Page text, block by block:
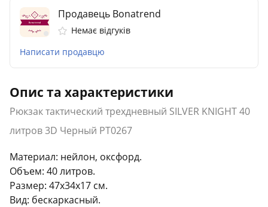
Продавець Bonatrend
Немає відгуків
Написати продавцю
Опис та характеристики
Рюкзак тактический трехдневный SILVER KNIGHT 40
литров 3D Черный PT0267
Материал: нейлон, оксфорд.
Объем: 40 литров.
Размер: 47х34х17 см.
Вид: бескаркасный.